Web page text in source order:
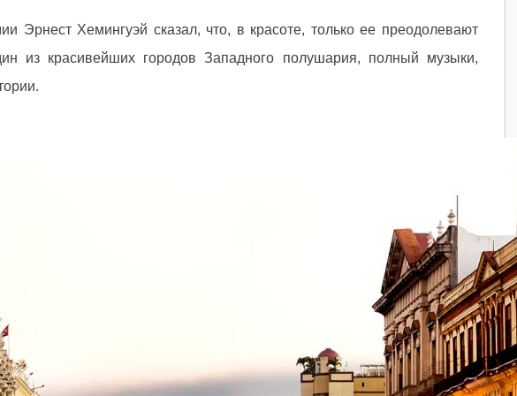
Эрнест Хемингуэй сказал, что, в красоте, только ее преодолевают
из красивейших городов Западного полушария, полный музыки,